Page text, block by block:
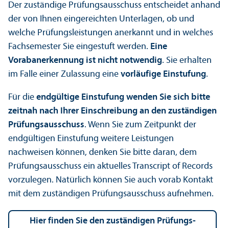
Der zuständige Prüfungs­ausschuss entscheidet anhand
der von Ihnen eingereichten Unter­lagen, ob und
welche Prüfungs­leistungen anerkannt und in welches
Fach­semester Sie eingestuft werden. Eine
Vorabanerkennung ist nicht notwendig. Sie erhalten
im Falle einer Zulassung eine vorläufige Einstufung.
Für die endgültige Einstufung wenden Sie sich bitte
zeitnah nach Ihrer Einschreibung an den zuständigen
Prüfungs­ausschuss. Wenn Sie zum Zeitpunkt der
endgültigen Einstufung weitere Leistungen
nachweisen können, denken Sie bitte daran, dem
Prüfungs­ausschuss ein aktuelles Trans­cript of Records
vorzulegen. Natürlich können Sie auch vorab Kontakt
mit dem zuständigen Prüfungs­ausschuss aufnehmen.
Hier finden Sie den zuständigen Prüfungs­